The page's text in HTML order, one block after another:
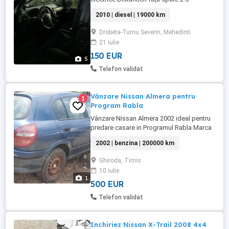
5
nr de telefon
2010 | diesel | 19000 km
Drobeta-Turnu Severin, Mehedinti
21 iulie
150 EUR
Telefon validat
1
1
Vânzare Nissan Almera pentru
Program Rabla
Vânzare Nissan Almera 2002 ideal pentru
predare casare in Programul Rabla Marca
Motorizare: 1800 benzina ITP: Expirat
Acte: Carte + talon în regulă Preț: 500 Eur
(Negociabil) Ideal pentru: Programul Rabla
Contact:
2002 | benzina | 200000 km
Ghiroda, Timis
10 iulie
500 EUR
Telefon validat
Inchiriez Nissan X-Trail 2008 4x4